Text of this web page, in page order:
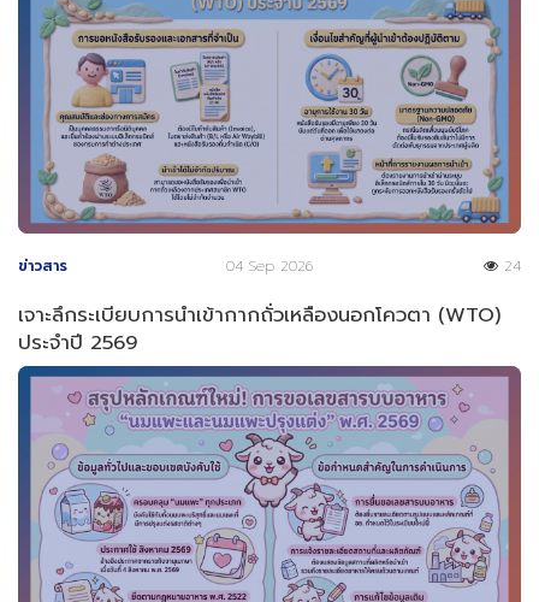
ข่าวสาร 04 Sep 2026 24
เจาะลึกระเบียบการนำเข้ากากถั่วเหลืองนอกโควตา (WTO)
ประจำปี 2569